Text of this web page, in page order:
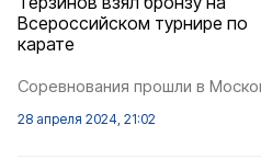
Всероссийском турнире по
карате
Соревнования прошли в
28 апреля 2024, 21:02